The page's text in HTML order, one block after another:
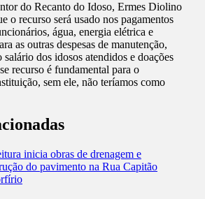
do Recanto do Idoso, Ermes Diolino
o recurso será usado nos pagamentos
água, energia elétrica e
as outras despesas de manutenção,
dos idosos atendidos e doações
recurso é fundamental para o
sem ele, não teríamos como